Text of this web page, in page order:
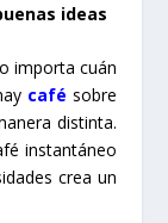
ideas
importa cuán
café sobre
distinta.
instantáneo
crea un